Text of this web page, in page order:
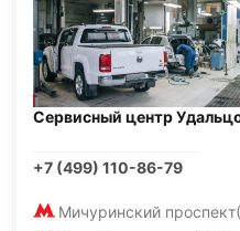
Сервисный центр
+7 (499) 110-86-79
Мичуринский проспект